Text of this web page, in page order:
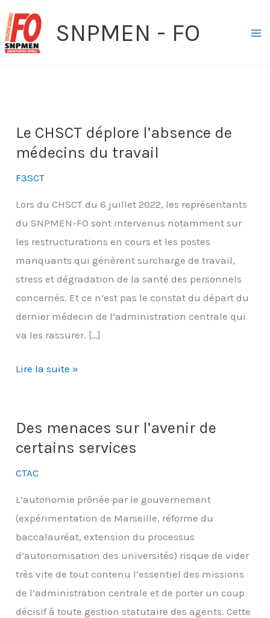
au
contenu
SNPMEN - FO
Le CHSCT déplore l’absence de
médecins du travail
F3SCT
Lors du CHSCT du 6 juillet 2022, les représentants
du SNPMEN-FO sont intervenus notamment sur
les restructurations en cours et les postes
manquants qui génèrent surcharge de travail,
stress et dégradation de la santé des personnels
concernés. Et ce n’est pas le constat du départ du
dernier médecin de l’administration centrale qui
va les rassurer. […]
Le
l’absence
de
du
travail
Lire la suite »
Des menaces sur l’avenir de
certains services
CTAC
L’autonomie prônée par le gouvernement
(expérimentation de Marseille, réforme du
baccalauréat, extension du processus
d’autonomisation des universités) risque de vider
très vite de tout contenu l’essentiel des missions
de l’administration centrale et de porter un coup
décisif à toute gestion statutaire des agents. Cette